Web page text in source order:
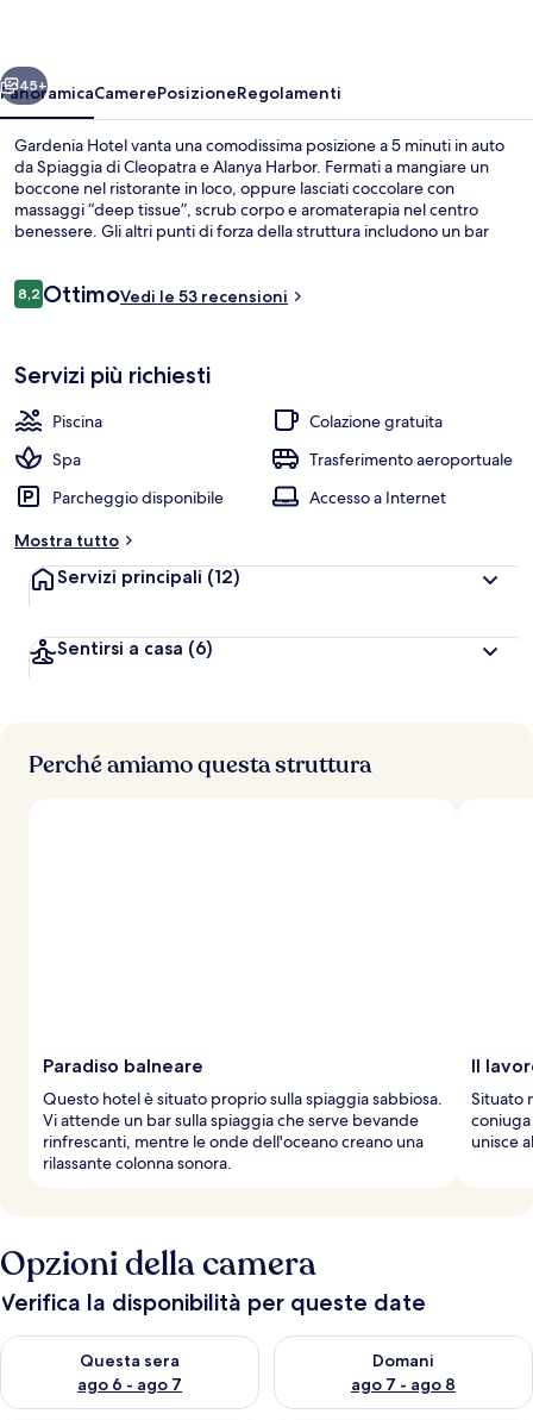
Avanti
45+
PanoramicaCamerePosizioneRegolamenti
Gardenia Hotel vanta una comodissima posizione a 5 minuti in auto
da Spiaggia di Cleopatra e Alanya Harbor. Fermati a mangiare un
boccone nel ristorante in loco, oppure lasciati coccolare con
massaggi “deep tissue”, scrub corpo e aromaterapia nel centro
benessere. Gli altri punti di forza della struttura includono un bar
Recensioni
8,28,2 su 10
OttimoVedi le 53 recensioni
Servizi più richiesti
Piscina
Colazione gratuita
Spa
Trasferimento aeroportuale
Parcheggio disponibile
Accesso a Internet
Mostra tutto
Servizi principali (12)
Sentirsi a casa (6)
Perché amiamo questa struttura
Paradiso balneare
Questo hotel è situato proprio sulla spiaggia sabbiosa.
Vi attende un bar sulla spiaggia che serve bevande
rinfrescanti, mentre le onde dell'oceano creano una
rilassante colonna sonora.
Il
Situato
unisce
Opzioni della camera
Verifica la disponibilità per queste date
Questa sera
ago 6 - ago 7
Verifica la disponibilità per questa sera, ago 6 - ago 7
Domani
ago 7 - ago 8
Verifica la disponibilità per